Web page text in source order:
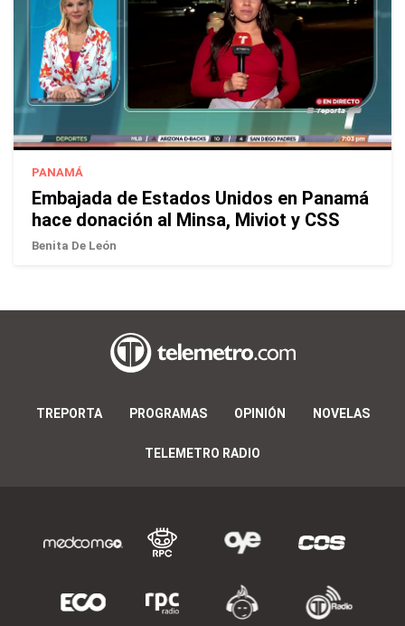
PANAMÁ
Embajada de Estados Unidos en Panamá
hace donación al Minsa, Miviot y CSS
Benita De León
TREPORTA PROGRAMAS OPINIÓN NOVELAS
TELEMETRO RADIO